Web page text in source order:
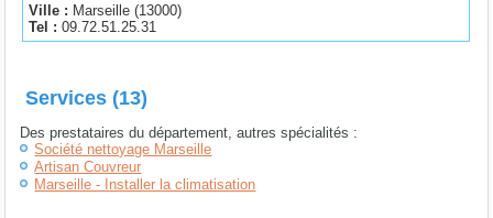
Ville : Marseille(13000)
Tel :09.72.51.25.31
Services (13)
Des prestataires du département, autres spécialités :
Société nettoyage Marseille
Artisan Couvreur
Marseille - Installer la climatisation